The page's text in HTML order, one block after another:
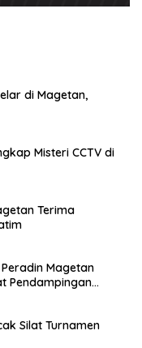
di Magetan,
Misteri CCTV di
Terima
Magetan
Pendampingan
Silat Turnamen